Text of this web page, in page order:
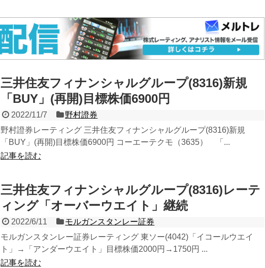
三井住友フィナンシャルグループ(8316)新規
「BUY」(再開)目標株価6900円
2022/11/7
野村證券
野村證券レーティング 三井住友フィナンシャルグループ(8316)新規
「BUY」(再開)目標株価6900円 コーエーテクモ（3635） 「...
記事を読む
三井住友フィナンシャルグループ(8316)レーテ
ィング「オーバーウエイト」継続
2022/6/11
モルガンスタンレー証券
モルガンスタンレー証券レーティング 東ソー(4042)「イコールウエイ
ト」→「アンダーウエイト」目標株価2000円→1750円 ...
記事を読む